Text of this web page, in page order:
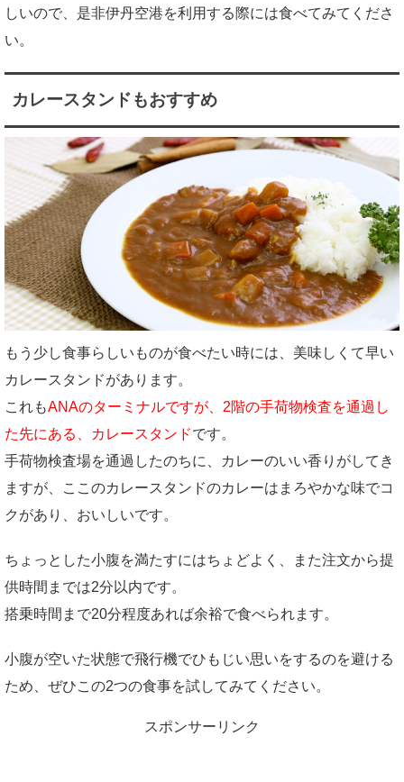
しいので、是非伊丹空港を利用する際には食べてみてくださ
い。
カレースタンドもおすすめ
もう少し食事らしいものが食べたい時には、美味しくて早い
カレースタンドがあります。
これもANAのターミナルですが、2階の手荷物検査を通過し
た先にある、カレースタンドです。
手荷物検査場を通過したのちに、カレーのいい香りがしてき
ますが、ここのカレースタンドのカレーはまろやかな味でコ
クがあり、おいしいです。
ちょっとした小腹を満たすにはちょどよく、また注文から提
供時間までは2分以内です。
搭乗時間まで20分程度あれば余裕で食べられます。
小腹が空いた状態で飛行機でひもじい思いをするのを避ける
ため、ぜひこの2つの食事を試してみてください。
スポンサーリンク